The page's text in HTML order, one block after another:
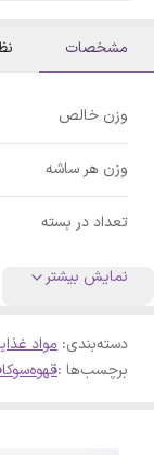
مشخصات
وزن خالص
وزن هر ساشه
تعداد در بسته
نمایش بیشتر
دسته‌بندی: مواد
برچسب‌ها :قهوه